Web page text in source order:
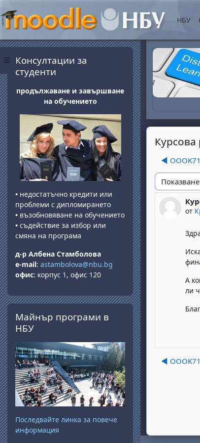
Прескочи на
Страничен панел
НБУ
Курсова
◀︎
Начин на
от
А
ли
◀︎
Блокове
Консултации за
студенти
продължаване и завършване
на обучението
• недостатъчно кредити или
проблеми с дипломирането
• възобновяване на обучението
• съдействие за избор или
смяна на програма
д-р Албена Стамболова
e-mail: astambolova@nbu.bg
офис: корпус 1, офис 120
Прескочи Майнър програми в НБУ
Майнър програми в
НБУ
Последвайте линка за повече
информация